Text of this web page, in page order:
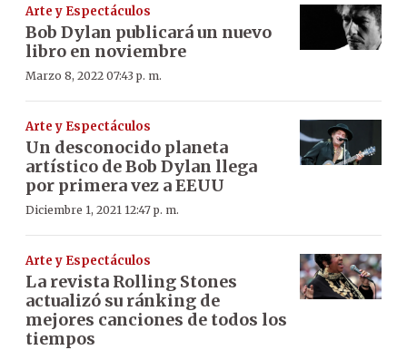
Arte y Espectáculos
Bob Dylan publicará un nuevo
libro en noviembre
Marzo 8, 2022 07:43 p. m.
Arte y Espectáculos
Un desconocido planeta
artístico de Bob Dylan llega
por primera vez a EEUU
Diciembre 1, 2021 12:47 p. m.
Arte y Espectáculos
La revista Rolling Stones
actualizó su ránking de
mejores canciones de todos los
tiempos